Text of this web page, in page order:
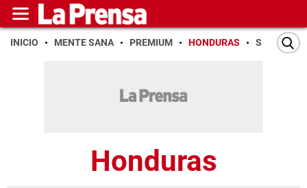
INICIO MENTE SANA PREMIUM HONDURAS SAN PEDRO
Honduras